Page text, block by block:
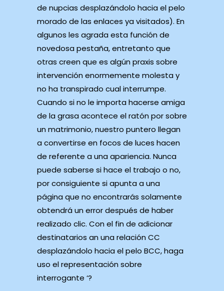
de nupcias desplazándolo hacia el pelo
morado de las enlaces ya visitados). En
algunos les agrada esta función de
novedosa pestaña, entretanto que
otras creen que es algún praxis sobre
intervención enormemente molesta y
no ha transpirado cual interrumpe.
Cuando si no le importa hacerse amiga
de la grasa acontece el ratón por sobre
un matrimonio, nuestro puntero llegan
a convertirse en focos de luces hacen
de referente a una apariencia. Nunca
puede saberse si hace el trabajo o no,
por consiguiente si apunta a una
página que no encontrarás solamente
obtendrá un error después de haber
realizado clic. Con el fin de adicionar
destinatarios an una relación CC
desplazándolo hacia el pelo BCC, haga
uso el representación sobre
interrogante ‘?